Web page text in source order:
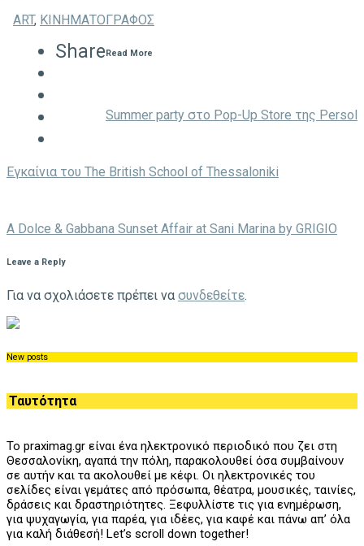
ART, ΚΙΝΗΜΑΤΟΓΡΑΦΟΣ
ShareRead More
Summer party στο Pop-Up Store της Persol
Eγκαίνια του The British School of Thessaloniki
A Dolce & Gabbana Sunset Affair at Sani Marina by GRIGIO
Leave a Reply
Για να σχολιάσετε πρέπει να συνδεθείτε.
New posts
Ταυτότητα
Το praximag.gr είναι ένα ηλεκτρονικό περιοδικό που ζει στη
Θεσσαλονίκη, αγαπά την πόλη, παρακολουθεί όσα συμβαίνουν
σε αυτήν και τα ακολουθεί με κέφι. Οι ηλεκτρονικές του
σελίδες είναι γεμάτες από πρόσωπα, θέατρα, μουσικές, ταινίες,
δράσεις και δραστηριότητες. Ξεφυλλίστε τις για ενημέρωση,
για ψυχαγωγία, για παρέα, για ιδέες, για καφέ και πάνω απ’ όλα
για καλή διάθεσή! Let’s scroll down together!